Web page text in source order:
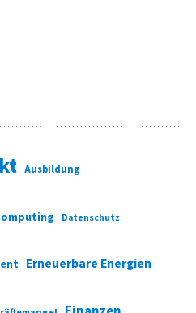
Ausbildung
Datenschutz
Erneuerbare Energien